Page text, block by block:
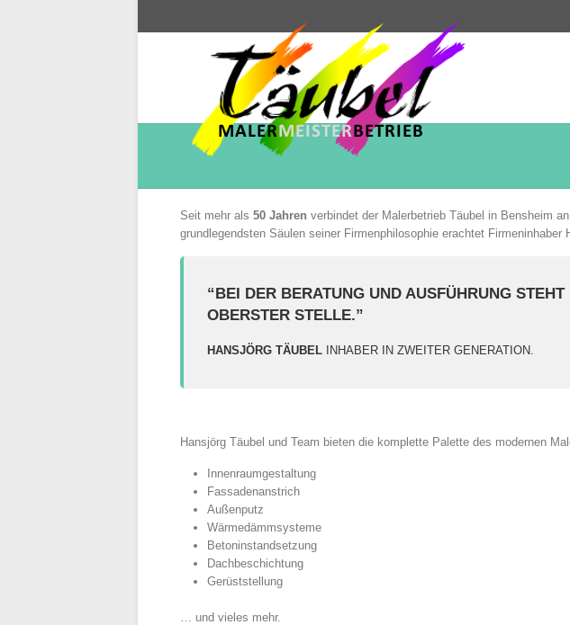
Seit mehr als 50 Jahren verbindet der Malerbetrieb Täubel in Bensheim
grundlegendsten Säulen seiner Firmenphilosophie erachtet
“BEI DER BERATUNG UND AUSFÜHRUNG
OBERSTER STELLE.”
HANSJÖRG TÄUBELINHABER IN ZWEITER GENERATION.
Hansjörg Täubel und Team bieten die komplette Palette des modernen
Innenraumgestaltung
Fassadenanstrich
Außenputz
Wärmedämmsysteme
Betoninstandsetzung
Dachbeschichtung
Gerüststellung
… und vieles mehr.